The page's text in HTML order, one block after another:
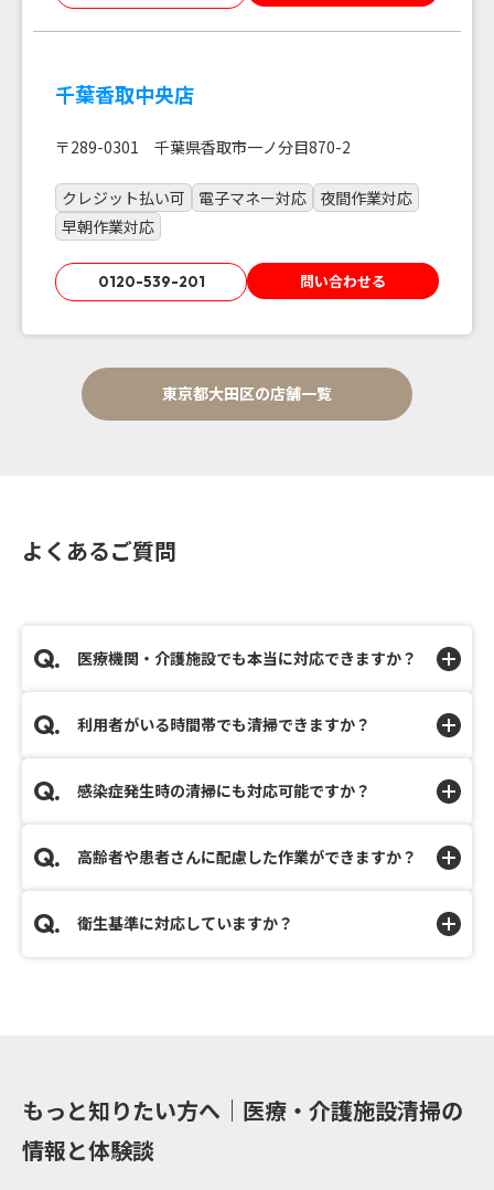
千葉香取中央店
〒289-0301 千葉県香取市一ノ分目870-2
クレジット払い可 電子マネー対応
夜間作業対応
早朝作業対応
0120-539-201 問い合わせる
東京都大田区の店舗一覧
よくあるご質問
医療機関・介護施設でも本当に対応できますか？
利用者がいる時間帯でも清掃できますか？
感染症発生時の清掃にも対応可能ですか？
高齢者や患者さんに配慮した作業ができますか？
衛生基準に対応していますか？
もっと知りたい方へ｜医療・介護施設清掃の
情報と体験談